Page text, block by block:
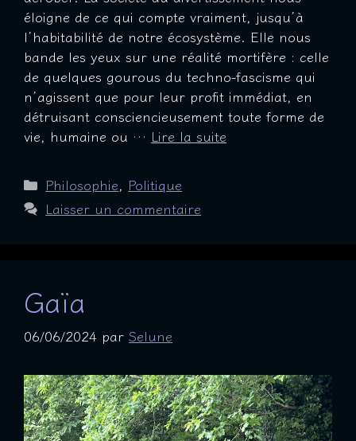
éloigne de ce qui compte vraiment, jusqu’à
l’habitabilité de notre écosystème. Elle nous
bande les yeux sur une réalité mortifère : celle
de quelques gourous du techno-fascisme qui
n’agissent que pour leur profit immédiat, en
détruisant consciencieusement toute forme de
vie, humaine ou … Lire la suite
Catégories
Philosophie, Politique
Laisser un commentaire
Gaïa
06/06/2024 par Selune